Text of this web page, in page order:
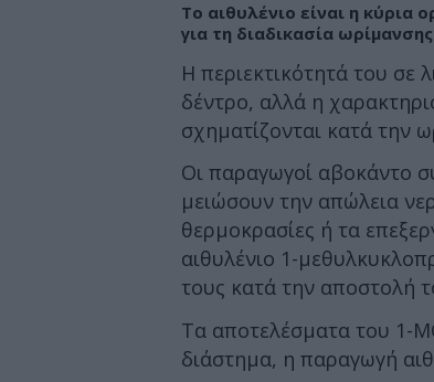
Το αιθυλένιο είναι η κύρια
για τη διαδικασία
Η περιεκτικότητά του σε
δέντρο, αλλά η
σχηματίζονται κατά την
Οι παραγωγοί αβοκάντο
μειώσουν την απώλεια
θερμοκρασίες ή τα
αιθυλένιο 1-
τους κατά την αποστολή
Τα αποτελέσματα του 1-
διάστημα, η παραγωγή